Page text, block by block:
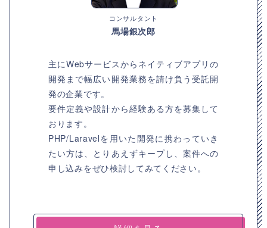
コンサルタント
馬場銀次郎
主にWebサービスからネイティブアプリの
開発まで幅広い開発業務を請け負う受託開
発の企業です。
要件定義や設計から経験ある方を募集して
おります。
PHP/Laravelを用いた開発に携わっていき
たい方は、とりあえずキープし、案件への
申し込みをぜひ検討してみてください。